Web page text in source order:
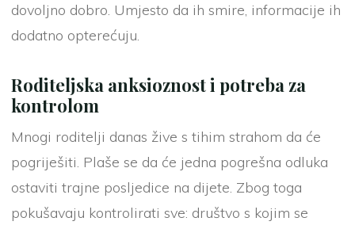
dovoljno dobro. Umjesto da ih smire, informacije ih
dodatno opterećuju.
Roditeljska anksioznost i potreba za
kontrolom
Mnogi roditelji danas žive s tihim strahom da će
pogriješiti. Plaše se da će jedna pogrešna odluka
ostaviti trajne posljedice na dijete. Zbog toga
pokušavaju kontrolirati sve: društvo s kojim se